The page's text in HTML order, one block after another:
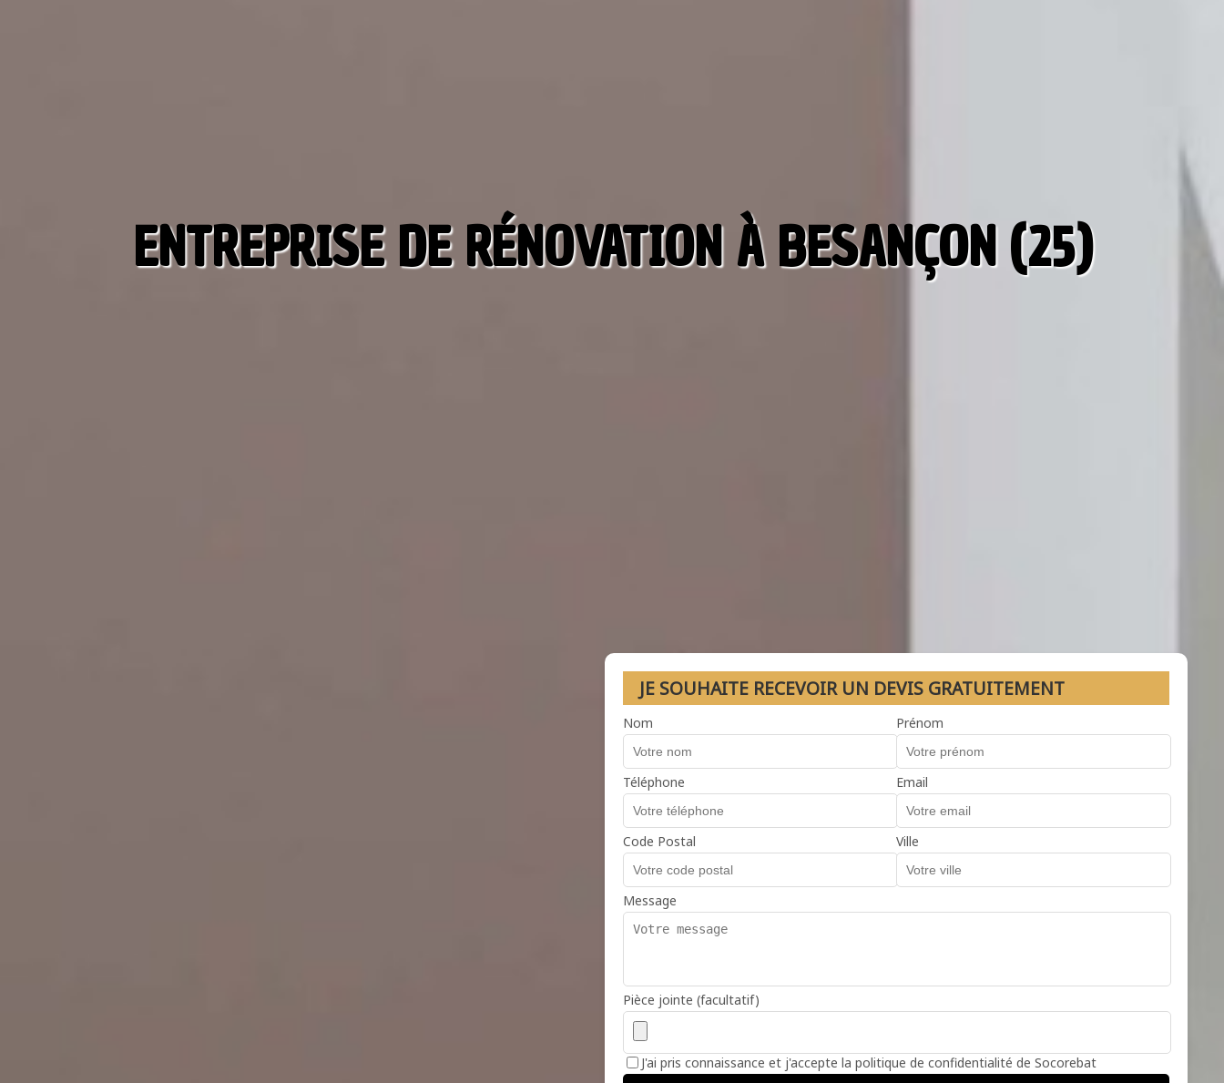
ENTREPRISE DE RÉNOVATION À BESANÇON (25)
JE SOUHAITE RECEVOIR UN DEVIS GRATUITEMENT
Nom Prénom
Téléphone Email
Code Postal Ville
Message
Pièce jointe (facultatif)
J'ai pris connaissance et j'accepte la politique de confidentialité de Socorebat